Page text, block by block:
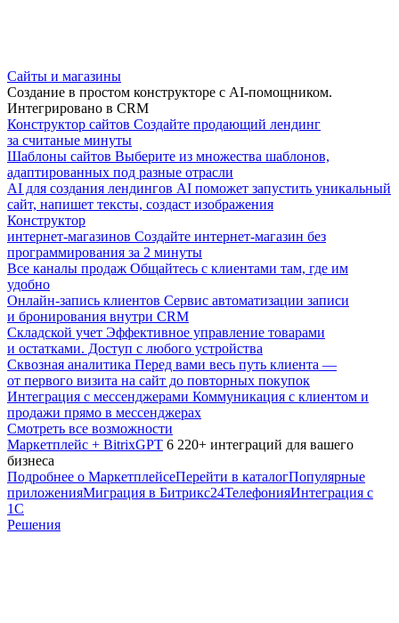
Сайты и магазины
Создание в простом конструкторе с AI-помощником.
Интегрировано в CRM
Конструктор сайтов Создайте продающий лендинг
за считаные минуты
Шаблоны сайтов Выберите из множества шаблонов,
адаптированных под разные отрасли
AI для создания лендингов AI поможет запустить уникальный
сайт, напишет тексты, создаст изображения
Конструктор
интернет-магазинов Создайте интернет-магазин без
программирования за 2 минуты
Все каналы продаж Общайтесь с клиентами там, где им
удобно
Онлайн-запись клиентов Сервис автоматизации записи
и бронирования внутри CRM
Складской учет Эффективное управление товарами
и остатками. Доступ с любого устройства
Сквозная аналитика Перед вами весь путь клиента —
от первого визита на сайт до повторных покупок
Интеграция с мессенджерами Коммуникация с клиентом и
продажи прямо в мессенджерах
Смотреть все возможности
Маркетплейс + BitrixGPT 6 220+ интеграций для вашего
бизнеса
Подробнее о МаркетплейсеПерейти в каталогПопулярные
приложенияМиграция в Битрикс24ТелефонияИнтеграция с
1С
Решения